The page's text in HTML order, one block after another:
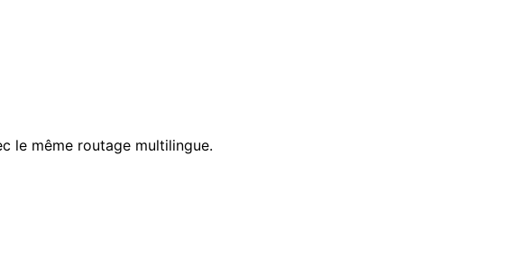
le même routage multilingue.